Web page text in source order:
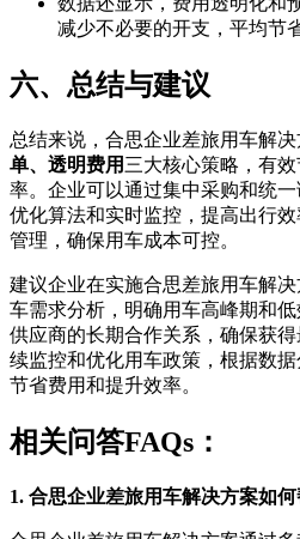
减少不必要的开支，平均节
六、总结与建议
总结来说，合思企业差旅用车解
单、透明费用 三大核心策略，有
率。企业可以通过集中采购和统
优化算法和实时监控，提高出行
管理，确保用车成本可控。
建议企业在实施合思差旅用车解
车需求分析，明确用车高峰期和
供应商的长期合作关系，确保获
续监控和优化用车政策，根据数
节省费用和提升效率。
相关问答FAQs：
1. 合思企业差旅用车解决方案如